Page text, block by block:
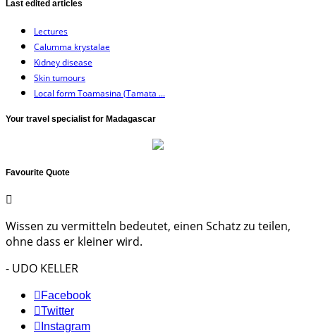
Last edited articles
Lectures
Calumma krystalae
Kidney disease
Skin tumours
Local form Toamasina (Tamata ...
Your travel specialist for Madagascar
Favourite Quote
Wissen zu vermitteln bedeutet, einen Schatz zu teilen,
ohne dass er kleiner wird.
- UDO KELLER
Facebook
Twitter
Instagram